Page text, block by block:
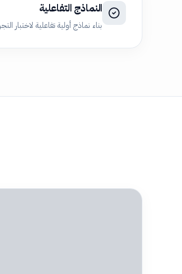
النماذج التفاعلية
بناء نماذج أولية تفاعلية لاختبار